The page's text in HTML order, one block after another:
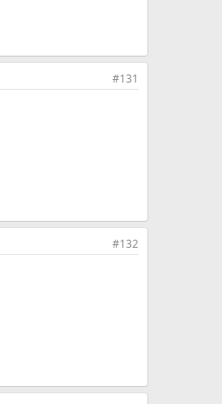
#131
#132